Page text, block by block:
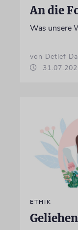
An die
Was unsere
von Detlef
ETHIK